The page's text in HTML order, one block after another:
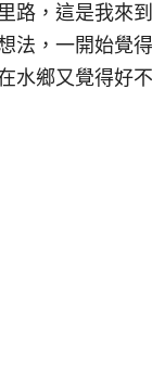
路，這是我來
法，一開始覺
水鄉又覺得好不